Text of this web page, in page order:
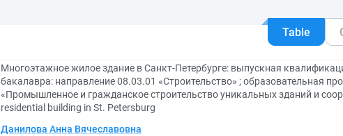
Table
Многоэтажное жилое здание в Санкт-Петербурге: выпускная
бакалавра: направление 08.03.01 «Строительство» ; образовательная
«Промышленное и гражданское строительство уникальных зданий и
residential building in St. Petersburg
Данилова Анна Вячеславовна